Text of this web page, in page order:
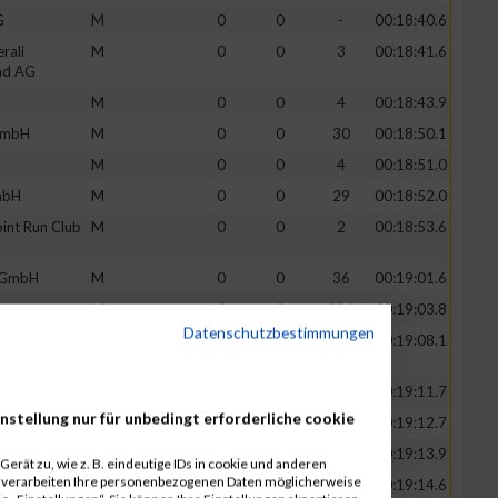
M 0 0 -
00:18:40.6
AG
M 0 0 3 00:18:41.6
M 0 0 4
00:18:43.9
M 0 0 30
00:18:50.1
M 0 0 4
00:18:51.0
M 0 0 29
00:18:52.0
Run Club
M 0 0 2 00:18:53.6
M 0 0 36
00:19:01.6
M 0 0 391
00:19:03.8
0 0 18 00:19:08.1
00:19:11.7
M 0 0 150
00:19:12.7
00:19:13.9
M 0 0 60
00:19:14.6
Datenschutzbestimmungen
nur für unbedingt erforderliche cookie
zu, wie z. B. eindeutige IDs in cookie und anderen
Ihre personenbezogenen Daten möglicherweise